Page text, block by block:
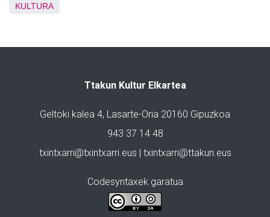
KULTURA
Ttakun Kultur Elkartea
Geltoki kalea 4, Lasarte-Oria 20160 Gipuzkoa
943 37 14 48
txintxarri@txintxarri.eus | txintxarri@ttakun.eus
Codesyntaxek garatua